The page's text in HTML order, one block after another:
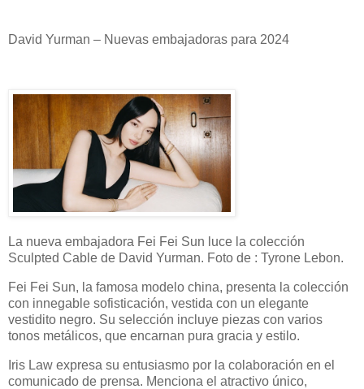
David Yurman – Nuevas embajadoras para 2024
La nueva embajadora Fei Fei Sun luce la colección
Sculpted Cable de David Yurman. Foto de : Tyrone Lebon.
Fei Fei Sun, la famosa modelo china, presenta la colección
con innegable sofisticación, vestida con un elegante
vestidito negro. Su selección incluye piezas con varios
tonos metálicos, que encarnan pura gracia y estilo.
Iris Law expresa su entusiasmo por la colaboración en el
comunicado de prensa. Menciona el atractivo único,